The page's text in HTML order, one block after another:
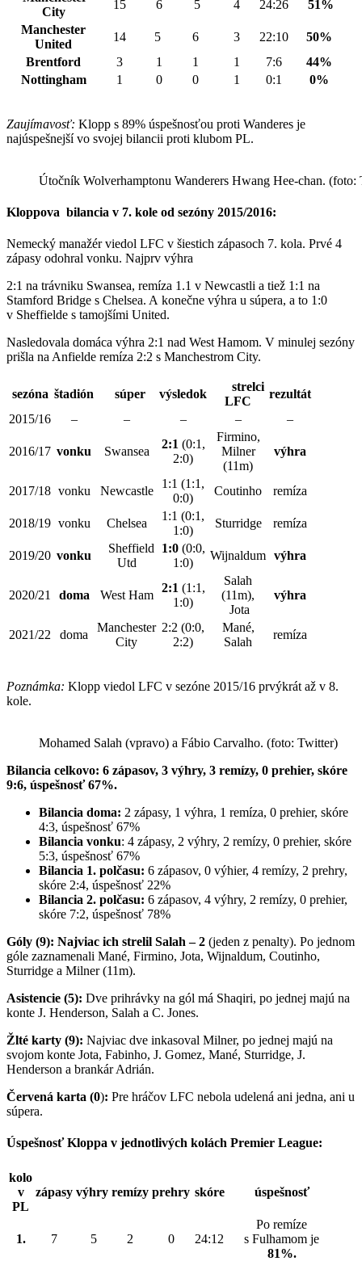
City
15 6 5 4 24:26
51%
Manchester
United
14 5 6 3 22:10
50%
Brentford
3 1 1 1 7:6
44%
Nottingham
1 0 0 1 0:1 0%
Zaujímavosť: Klopp s 89% úspešnosťou proti Wanderes je
najúspešnejší vo svojej bilancii proti klubom PL.
Útočník Wolverhamptonu Wanderers Hwang Hee-chan. (foto:
Kloppova bilancia v 7. kole od sezóny 2015/2016:
Nemecký manažér viedol LFC v šiestich zápasoch 7. kola. Prvé 4
zápasy odohral vonku. Najprv výhra
2:1 na trávniku Swansea, remíza 1.1 v Newcastli a tiež 1:1 na
Stamford Bridge s Chelsea. A konečne výhra u súpera, a to 1:0
v Sheffielde s tamojšími United.
Nasledovala domáca výhra 2:1 nad West Hamom. V minulej sezóny
prišla na Anfielde remíza 2:2 s Manchestrom City.
sezóna štadión súper výsledok
strelci
LFC
rezultát
2015/16
– – – – –
2016/17 vonku Swansea
2:1 (0:1,
2:0)
Firmino,
Milner
(11m)
výhra
2017/18 vonku Newcastle
1:1 (1:1,
0:0)
Coutinho remíza
2018/19 vonku Chelsea
1:1 (0:1,
1:0)
Sturridge remíza
2019/20 vonku
Sheffield
Utd
1:0(0:0,
1:0)
Wijnaldum výhra
2020/21 doma West Ham
2:1 (1:1,
1:0)
Salah
(11m),
Jota
výhra
2021/22 doma
Manchester
City
2:2 (0:0,
2:2)
Mané,
Salah
remíza
Poznámka: Klopp viedol LFC v sezóne 2015/16 prvýkrát až v 8.
kole.
Mohamed Salah (vpravo) a Fábio Carvalho. (foto: Twitter)
Bilancia celkovo: 6 zápasov, 3 výhry, 3 remízy, 0 prehier, skóre
9:6, úspešnosť 67%.
Bilancia doma: 2 zápasy, 1 výhra, 1 remíza, 0 prehier, skóre
4:3, úspešnosť 67%
Bilancia vonku: 4 zápasy, 2 výhry, 2 remízy, 0 prehier, skóre
5:3, úspešnosť 67%
Bilancia 1. polčasu: 6 zápasov, 0 výhier, 4 remízy, 2 prehry,
skóre 2:4, úspešnosť 22%
Bilancia 2. polčasu: 6 zápasov, 4 výhry, 2 remízy, 0 prehier,
skóre 7:2, úspešnosť 78%
Góly (9): Najviac ich strelil Salah – 2 (jeden z penalty). Po jednom
góle zaznamenali Mané, Firmino, Jota, Wijnaldum, Coutinho,
Sturridge a Milner (11m).
Asistencie (5): Dve prihrávky na gól má Shaqiri, po jednej majú na
konte J. Henderson, Salah a C. Jones.
Žlté karty (9): Najviac dve inkasoval Milner, po jednej majú na
svojom konte Jota, Fabinho, J. Gomez, Mané, Sturridge, J.
Henderson a brankár Adrián.
Červená karta (0): Pre hráčov LFC nebola udelená ani jedna, ani u
súpera.
Úspešnosť Kloppa v jednotlivých kolách Premier League:
kolo
v
PL
zápasy výhry remízy prehry skóre úspešnosť
1. 7 5 2 0 24:12
Po remíze
s Fulhamom je
81%.